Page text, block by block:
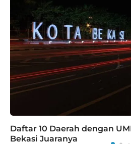
Daftar 10 Daerah dengan
Bekasi Juaranya